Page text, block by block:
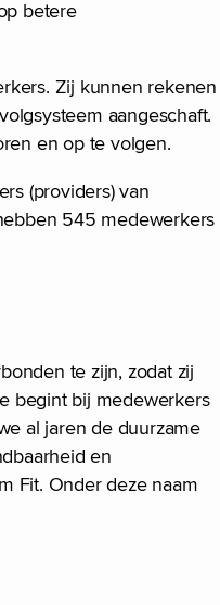
betere
Zij kunnen rekenen
aangeschaft.
en op te volgen.
(providers) van
545 medewerkers
te zijn, zodat zij
begint bij medewerkers
al jaren de duurzame
en
Fit. Onder deze naam